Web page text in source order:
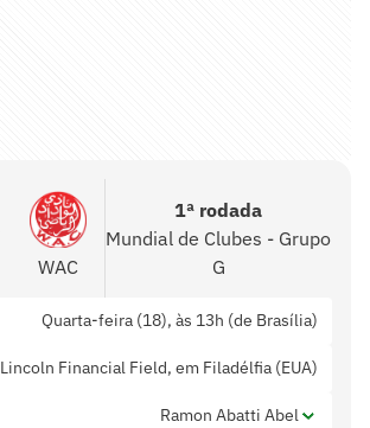
WAC
1ª rodada
Mundial de Clubes - Grupo
G
Quarta-feira (18), às 13h (de Brasília)
Lincoln Financial Field, em Filadélfia (EUA)
Ramon Abatti Abel